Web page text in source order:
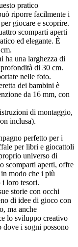
pratico
riporre facilmente i
giocare e scoprire.
scomparti aperti
ed elegante. È
una larghezza di
di 30 cm.
nelle foto.
dei bambini è
da 16 mm, con
di montaggio,
inclusa).
perfetto per i
per libri e giocattoli
universo di
scomparti aperti, offre
modo che i più
i loro tesori.
storie con occhi
di idee di gioco con
ma anche
lo sviluppo creativo
dove i sogni possono